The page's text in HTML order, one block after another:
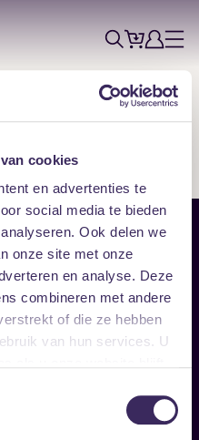
cookies
en advertenties te
social media te bieden
Ook delen we
onze site met onze
en analyse. Deze
combineren met andere
of die ze hebben
van hun services. U
ZoekTicketsAccount
Menu